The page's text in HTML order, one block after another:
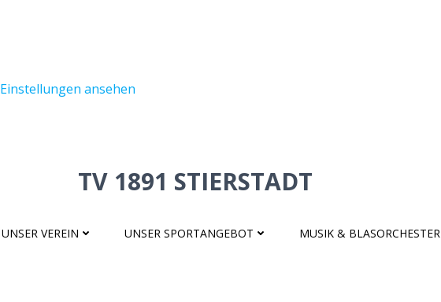
Einstellungen ansehen
TV 1891 STIERSTADT
UNSER VEREIN UNSER SPORTANGEBOT MUSIK & BLASORCHESTER
No posts found